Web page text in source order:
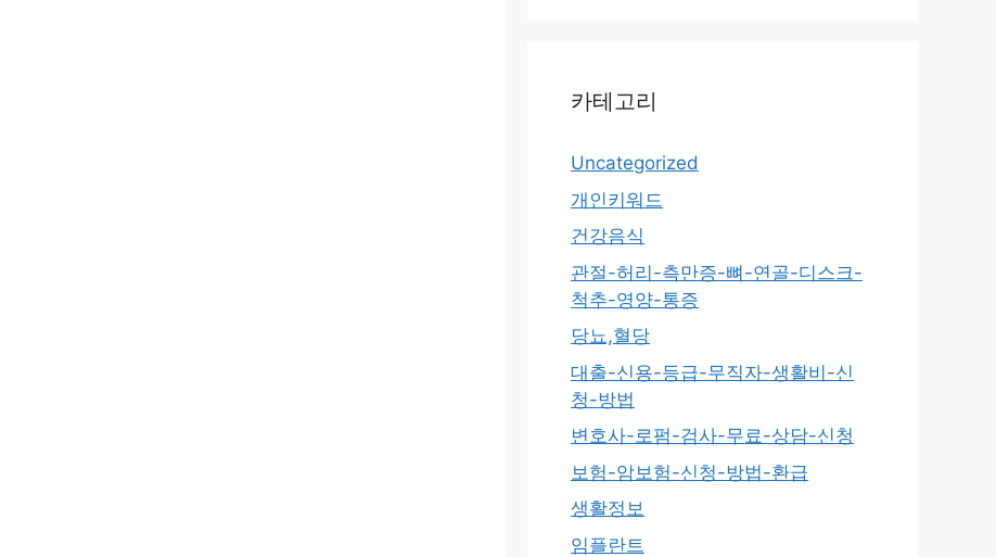
카테고리
Uncategorized
개인키워드
건강음식
관절-허리-측만증-뼈-연골-디스크-
척추-영양-통증
당뇨,혈당
대출-신용-등급-무직자-생활비-신
청-방법
변호사-로펌-검사-무료-상담-신청
보험-암보험-신청-방법-환급
생활정보
임플란트